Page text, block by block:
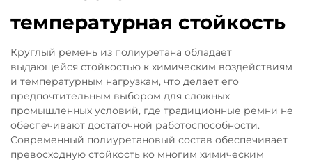
температурная стойкость
Круглый ремень из полиуретана обладает
выдающейся стойкостью к химическим воздействиям
и температурным нагрузкам, что делает его
предпочтительным выбором для сложных
промышленных условий, где традиционные ремни не
обеспечивают достаточной работоспособности.
Современный полиуретановый состав обеспечивает
превосходную стойкость ко многим химическим